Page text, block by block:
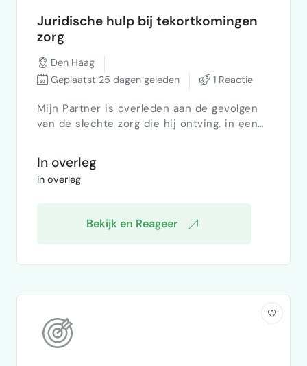
Juridische hulp bij tekortkomingen
zorg
Den Haag
Geplaatst 25 dagen geleden
1 Reactie
Mijn Partner is overleden aan de gevolgen
van de slechte zorg die hij ontving. in een
Hierover wil ik mijn verhaal doen. Het is
voor mij van groot belang dat dit naar
buiten komt. Graag ga ik over de details met
verzorgingstehuis alsook van de
In overleg
In overleg
Bekijk en Reageer